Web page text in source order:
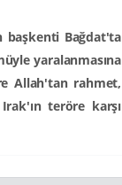
başkenti Bağdat'ta
yaralanmasına
Allah'tan rahmet,
teröre karşı